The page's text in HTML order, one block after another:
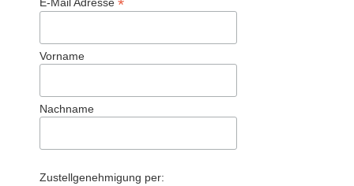
*
Vorname
Nachname
Zustellgenehmigung per: